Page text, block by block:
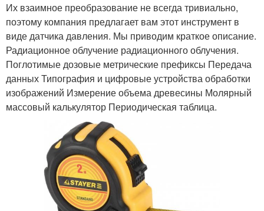
Их взаимное преобразование не всегда тривиально,
поэтому компания предлагает вам этот инструмент в
виде датчика давления. Мы приводим краткое описание.
Радиационное облучение радиационного облучения.
Поглотимые дозовые метрические префиксы Передача
данных Типография и цифровые устройства обработки
изображений Измерение объема древесины Молярный
массовый калькулятор Периодическая таблица.